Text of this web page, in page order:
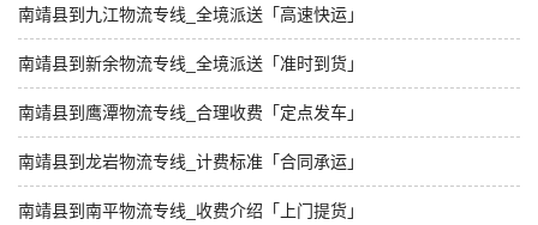
南靖县到九江物流专线_全境派送「高速快运」
南靖县到新余物流专线_全境派送「准时到货」
南靖县到鹰潭物流专线_合理收费「定点发车」
南靖县到龙岩物流专线_计费标准「合同承运」
南靖县到南平物流专线_收费介绍「上门提货」